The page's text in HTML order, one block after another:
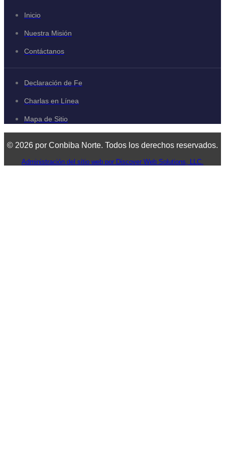
Inicio
Nuestra Misión
Contáctanos
Declaración de Fe
Charlas en Línea
Mapa de Sitio
© 2026 por Conbiba Norte. Todos los derechos reservados.
Administración del sitio web por Discover Web Solutions, LLC.